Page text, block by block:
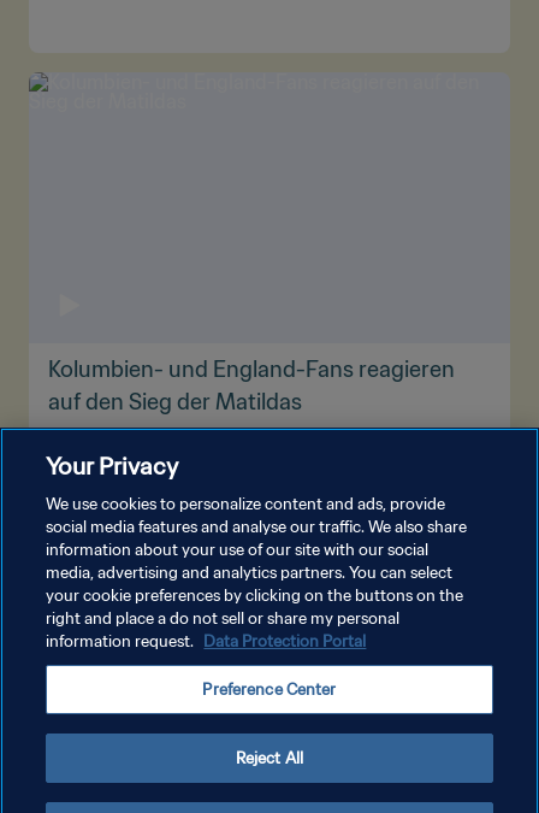
Kolumbien- und England-Fans reagieren
auf den Sieg der Matildas
MEHR ANZEIGEN
Your Privacy
We use cookies to personalize content and ads, provide
social media features and analyse our traffic. We also share
information about your use of our site with our social
media, advertising and analytics partners. You can select
your cookie preferences by clicking on the buttons on the
right and place a do not sell or share my personal
information request. Data Protection Portal
Preference Center
Reject All